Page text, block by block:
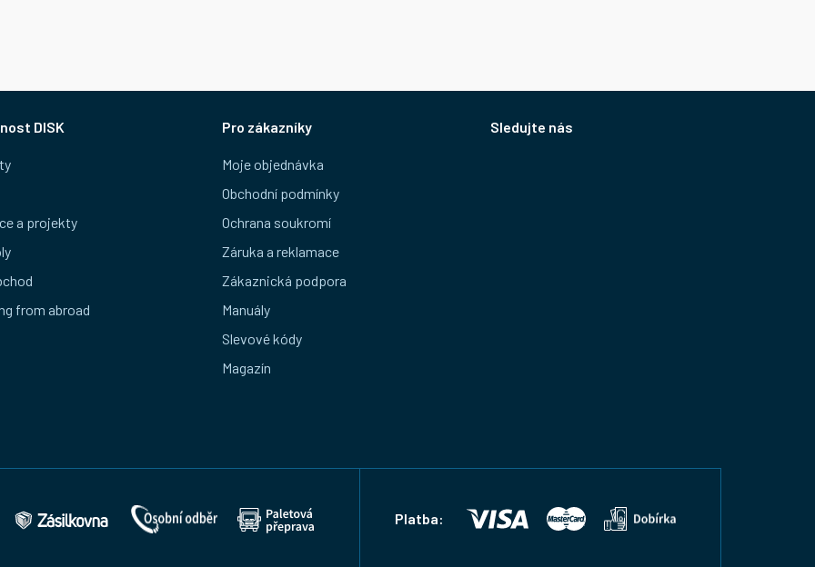
DISK
a projekty
from abroad
Pro zákazníky
Moje objednávka
Obchodní podmínky
Ochrana soukromí
Záruka a reklamace
Zákaznická podpora
Manuály
Slevové kódy
Magazín
Sledujte nás
Platba: